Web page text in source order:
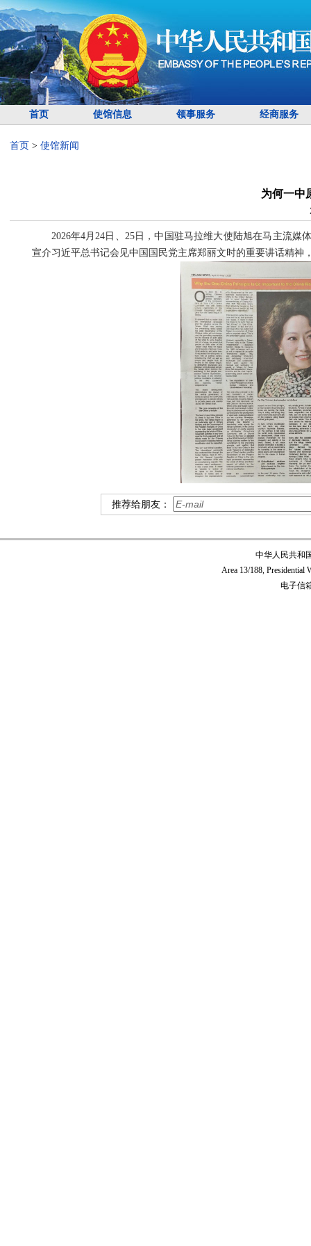
首页 使馆信息 领事服务 经商服务
首页 > 使馆新闻
为何一中
2026年4月24日、25日，中国驻马拉维大使陆旭在马主流
宣介习近平总书记会见中国国民党主席郑丽文时的重要讲话精神
推荐给朋友：
中华人民共和
Area 13/188, Presidential
电子信